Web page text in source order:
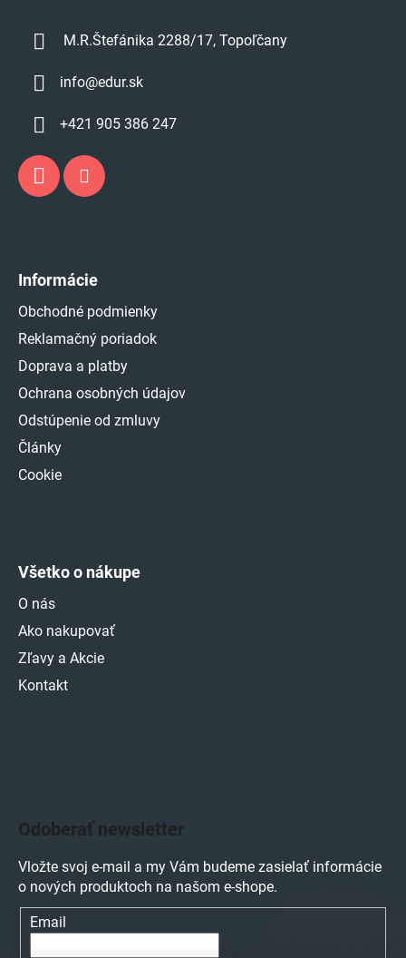
M.R.Štefánika 2288/17, Topoľčany
info@edur.sk
+421 905 386 247
Informácie
Obchodné podmienky
Reklamačný poriadok
Doprava a platby
Ochrana osobných údajov
Odstúpenie od zmluvy
Články
Cookie
Všetko o nákupe
O nás
Ako nakupovať
Zľavy a Akcie
Kontakt
Odoberať newsletter
Vložte svoj e-mail a my Vám budeme zasielať informácie
o nových produktoch na našom e-shope.
Email